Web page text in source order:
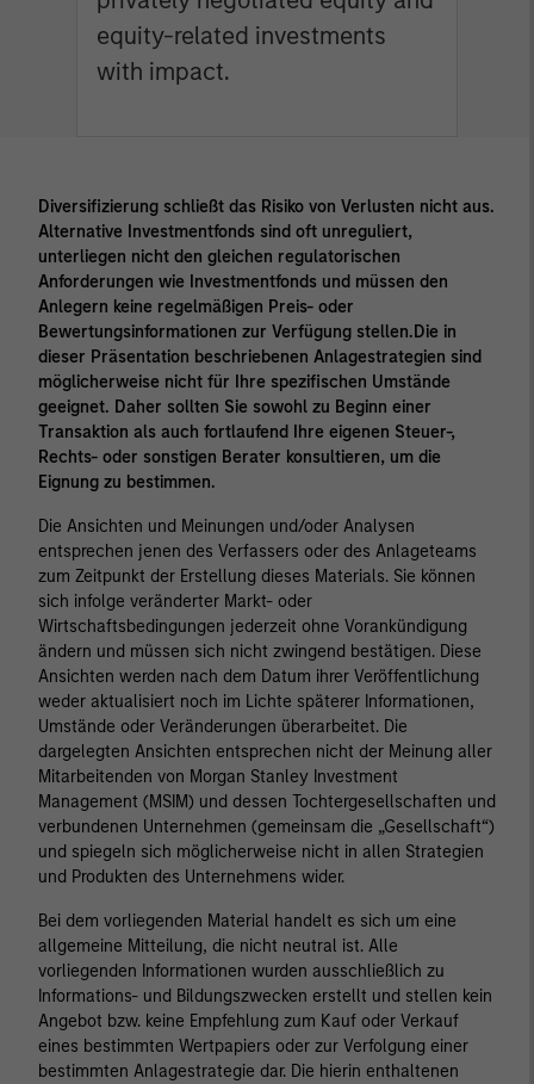
equity-related investments
with impact.
Diversifizierung schließt das Risiko von Verlusten nicht aus.
Alternative Investmentfonds sind oft unreguliert,
unterliegen nicht den gleichen regulatorischen
Anforderungen wie Investmentfonds und müssen den
Anlegern keine regelmäßigen Preis- oder
Bewertungsinformationen zur Verfügung stellen.Die in
dieser Präsentation beschriebenen Anlagestrategien sind
möglicherweise nicht für Ihre spezifischen Umstände
geeignet. Daher sollten Sie sowohl zu Beginn einer
Transaktion als auch fortlaufend Ihre eigenen Steuer-,
Rechts- oder sonstigen Berater konsultieren, um die
Eignung zu bestimmen.
Die Ansichten und Meinungen und/oder Analysen
entsprechen jenen des Verfassers oder des Anlageteams
zum Zeitpunkt der Erstellung dieses Materials. Sie können
sich infolge veränderter Markt- oder
Wirtschaftsbedingungen jederzeit ohne Vorankündigung
ändern und müssen sich nicht zwingend bestätigen. Diese
Ansichten werden nach dem Datum ihrer Veröffentlichung
weder aktualisiert noch im Lichte späterer Informationen,
Umstände oder Veränderungen überarbeitet. Die
dargelegten Ansichten entsprechen nicht der Meinung aller
Mitarbeitenden von Morgan Stanley Investment
Management (MSIM) und dessen Tochtergesellschaften und
verbundenen Unternehmen (gemeinsam die „Gesellschaft“)
und spiegeln sich möglicherweise nicht in allen Strategien
und Produkten des Unternehmens wider.
Bei dem vorliegenden Material handelt es sich um eine
allgemeine Mitteilung, die nicht neutral ist. Alle
vorliegenden Informationen wurden ausschließlich zu
Informations- und Bildungszwecken erstellt und stellen kein
Angebot bzw. keine Empfehlung zum Kauf oder Verkauf
eines bestimmten Wertpapiers oder zur Verfolgung einer
bestimmten Anlagestrategie dar. Die hierin enthaltenen